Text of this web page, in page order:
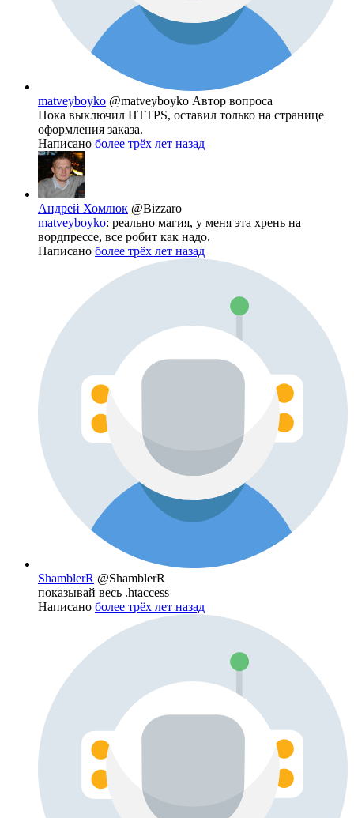
matveyboyko @matveyboyko Автор вопроса
Пока выключил HTTPS, оставил только на странице
оформления заказа.
Написано более трёх лет назад
Андрей Хомлюк @Bizzaro
matveyboyko: реально магия, у меня эта хрень на
вордпрессе, все робит как надо.
Написано более трёх лет назад
ShamblerR @ShamblerR
показывай весь .htaccess
Написано более трёх лет назад